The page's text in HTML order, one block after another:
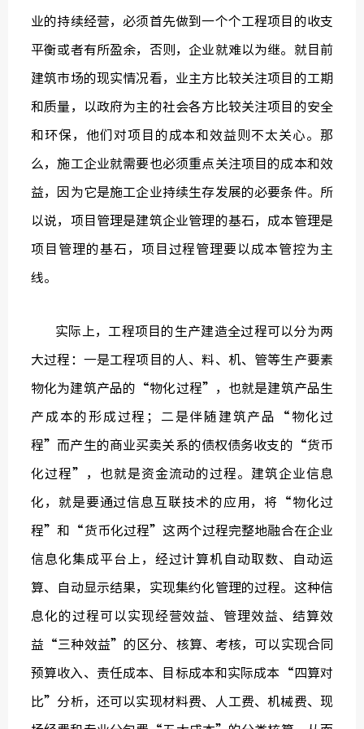
业的持续经营，必须首先做到一个个工程项目的收支
平衡或者有所盈余，否则，企业就难以为继。就目前
建筑市场的现实情况看，业主方比较关注项目的工期
和质量，以政府为主的社会各方比较关注项目的安全
和环保，他们对项目的成本和效益则不太关心。那
么，施工企业就需要也必须重点关注项目的成本和效
益，因为它是施工企业持续生存发展的必要条件。所
以说，项目管理是建筑企业管理的基石，成本管理是
项目管理的基石，项目过程管理要以成本管控为主
线。
实际上，工程项目的生产建造全过程可以分为两
大过程：一是工程项目的人、料、机、管等生产要素
物化为建筑产品的“物化过程”，也就是建筑产品生
产成本的形成过程；二是伴随建筑产品“物化过
程”而产生的商业买卖关系的债权债务收支的“货币
化过程”，也就是资金流动的过程。建筑企业信息
化，就是要通过信息互联技术的应用，将“物化过
程”和“货币化过程”这两个过程完整地融合在企业
信息化集成平台上，经过计算机自动取数、自动运
算、自动显示结果，实现集约化管理的过程。这种信
息化的过程可以实现经营效益、管理效益、结算效
益“三种效益”的区分、核算、考核，可以实现合同
预算收入、责任成本、目标成本和实际成本“四算对
比”分析，还可以实现材料费、人工费、机械费、现